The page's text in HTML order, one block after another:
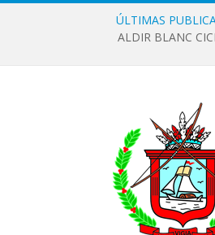
ÚLTIMAS
ALDIR BLANC